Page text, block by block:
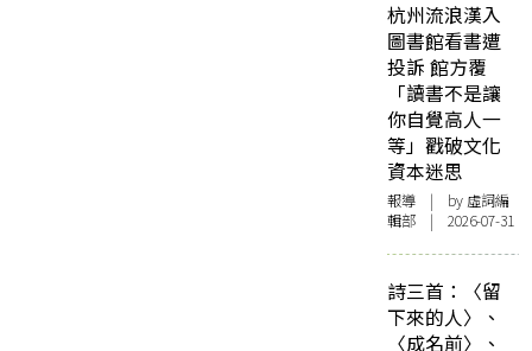
杭州流浪漢入
圖書館看書遭
投訴 館方覆
「讀書不是讓
你自覺高人一
等」戳破文化
資本迷思
報導 | by 虛詞編
輯部 | 2026-07-31
詩三首：〈留
下來的人〉、
〈成名前〉、